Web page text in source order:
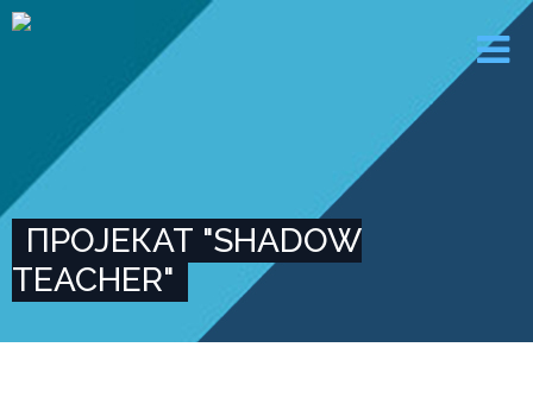
ПРОЈЕКАТ "SHADOW
TEACHER"